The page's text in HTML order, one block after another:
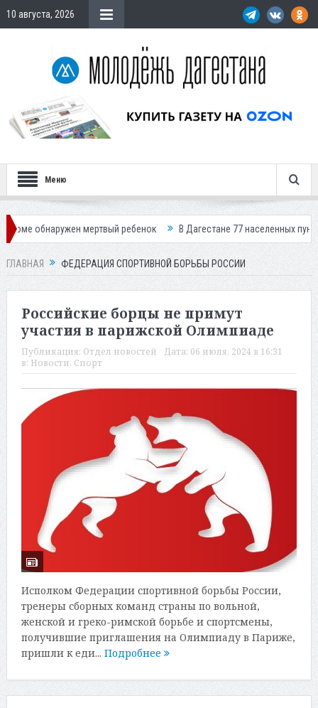
10 августа, 2026
Меню
мертвый ребенок В Дагестане 77 населенных пунктов остались
ГЛАВНАЯ ФЕДЕРАЦИЯ СПОРТИВНОЙ БОРЬБЫ РОССИИ
Российские борцы не примут
участия в парижской Олимпиаде
Публикация: Отдел новостей Дата: 06 июля, 2024 в 16:31
в: Новости, Спорт
Исполком Федерации спортивной борьбы России,
тренеры сборных команд страны по вольной,
женской и греко-римской борьбе и спортсмены,
получившие приглашения на Олимпиаду в Париже,
пришли к еди... Подробнее